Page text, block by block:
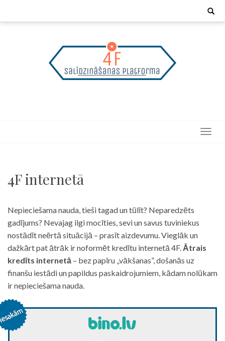
Search
4F internetā
Nepieciešama nauda, tieši tagad un tūlīt? Neparedzēts
gadījums? Nevajag ilgi mocīties, sevi un savus tuviniekus
nostādīt neērtā situācijā – prasīt aizdevumu. Vieglāk un
dažkārt pat ātrāk ir noformēt kredītu internetā 4F. Ātrais
kredīts internetā – bez papīru „vākšanas”, došanās uz
finanšu iestādi un papildus paskaidrojumiem, kādam nolūkam
ir nepieciešama nauda.